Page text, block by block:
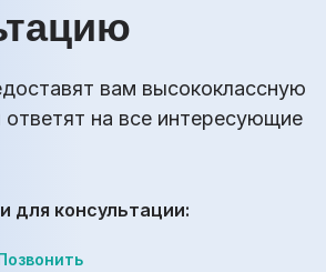
вам высококлассную
ответят на все интересующие
для консультации:
12